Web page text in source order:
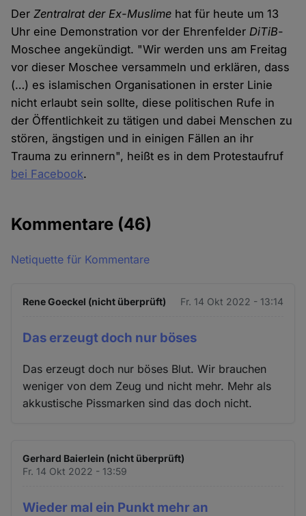
DerZentralrat der Ex-Muslime hat für heute um 13
Uhr eine Demonstration vor der EhrenfelderDiTiB-
Moschee angekündigt. "Wir werden uns am Freitag
vor dieser Moschee versammeln und erklären, dass
(…) es islamischen Organisationen in erster Linie
nicht erlaubt sein sollte, diese politischen Rufe in
der Öffentlichkeit zu tätigen und dabei Menschen zu
stören, ängstigen und in einigen Fällen an ihr
Trauma zu erinnern", heißt es in dem Protestaufruf
bei Facebook.
Kommentare (46)
Netiquette für Kommentare
Rene Goeckel (nicht überprüft) Fr. 14 Okt 2022 - 13:14
Das erzeugt doch nur böses
Das erzeugt doch nur böses Blut. Wir brauchen
weniger von dem Zeug und nicht mehr. Mehr als
akkustische Pissmarken sind das doch nicht.
Gerhard Baierlein (nicht überprüft)
Fr. 14 Okt 2022 - 13:59
Wieder mal ein Punkt mehr an